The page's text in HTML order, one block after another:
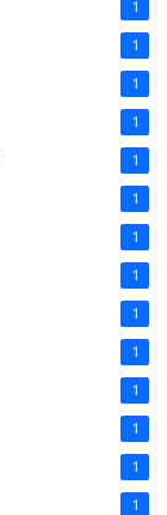
1
1
1
1
1
1
1
1
1
1
1
1
1
1